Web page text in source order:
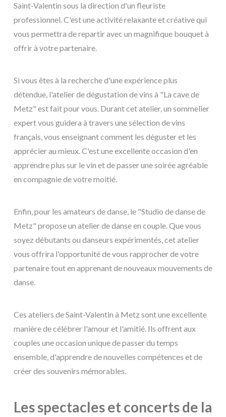
Saint-Valentin sous la direction d'un fleuriste
professionnel. C'est une activité relaxante et créative qui
vous permettra de repartir avec un magnifique bouquet à
offrir à votre partenaire.
Si vous êtes à la recherche d'une expérience plus
détendue, l'atelier de dégustation de vins à "La cave de
Metz" est fait pour vous. Durant cet atelier, un sommelier
expert vous guidera à travers une sélection de vins
français, vous enseignant comment les déguster et les
apprécier au mieux. C'est une excellente occasion d'en
apprendre plus sur le vin et de passer une soirée agréable
en compagnie de votre moitié.
Enfin, pour les amateurs de danse, le "Studio de danse de
Metz" propose un atelier de danse en couple. Que vous
soyez débutants ou danseurs expérimentés, cet atelier
vous offrira l'opportunité de vous rapprocher de votre
partenaire tout en apprenant de nouveaux mouvements de
danse.
Ces ateliers de Saint-Valentin à Metz sont une excellente
manière de célébrer l'amour et l'amitié. Ils offrent aux
couples une occasion unique de passer du temps
ensemble, d'apprendre de nouvelles compétences et de
créer des souvenirs mémorables.
Les spectacles et concerts de la